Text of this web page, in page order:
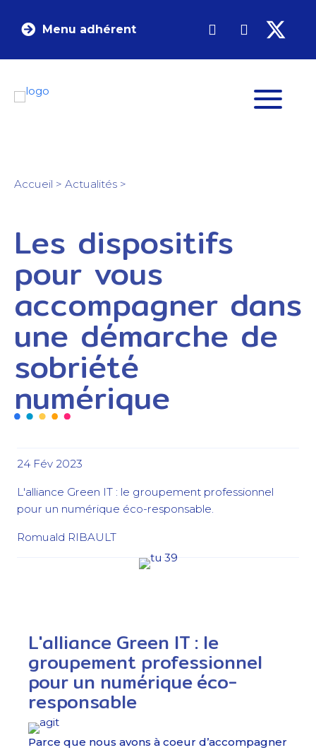
Menu adhérent
Accueil > Actualités >
Les dispositifs
pour vous
accompagner dans
une démarche de
sobriété
numérique
24 Fév 2023
L'alliance Green IT : le groupement professionnel
pour un numérique éco-responsable.
Romuald RIBAULT
L'alliance Green IT : le
groupement professionnel
pour un numérique éco-
responsable
Parce que nous avons à coeur d’accompagner